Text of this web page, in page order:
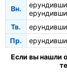
Вн.
Тв.
Пр.
Если вы нашли